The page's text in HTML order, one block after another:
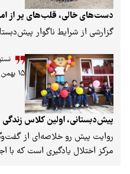
یادداشت
تجدیدپذیر
تازه‌ها
باشگاه نویسندگان
دست‌های خالی، قلب‌های پر از
گزارشی از شرایط ناگوار
۱۵ بهمن ۱۴۰۳
پیش‌دبستانی، اولین کلاس زندگی
روایت پیش رو خلاصه‌ای از
مرکز اختلال یادگیری است که با